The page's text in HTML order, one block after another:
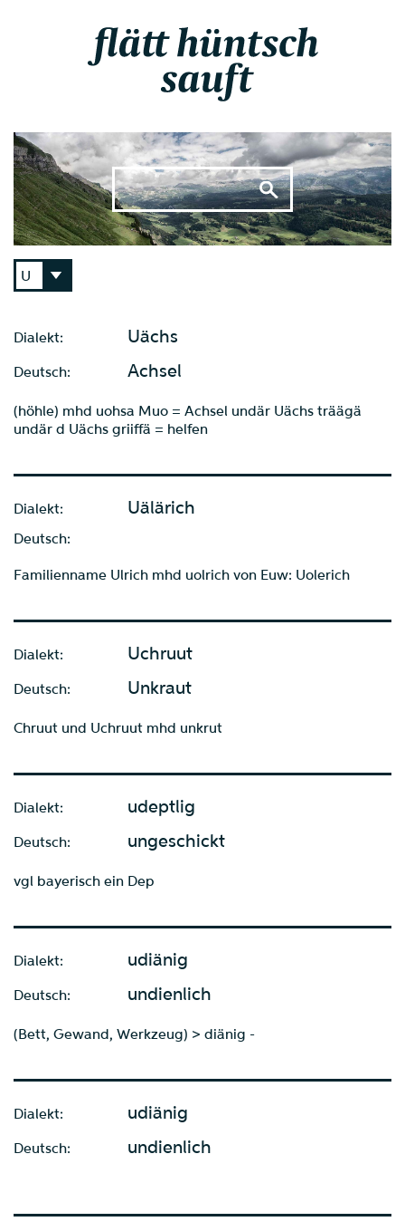
Dialekt: Uächs
Deutsch: Achsel
(höhle) mhd uohsa Muo = Achsel undär Uächs träägä
undär d Uächs griiffä = helfen
Dialekt: Uälärich
Deutsch:
Familienname Ulrich mhd uolrich von Euw: Uolerich
Dialekt: Uchruut
Deutsch: Unkraut
Chruut und Uchruut mhd unkrut
Dialekt: udeptlig
Deutsch: ungeschickt
vgl bayerisch ein Dep
Dialekt: udiänig
Deutsch: undienlich
(Bett, Gewand, Werkzeug) > diänig -
Dialekt: udiänig
Deutsch: undienlich